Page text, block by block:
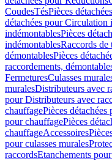
CoudesTésPièces
détachées pour Circulation
indémontablesPièces
indémontablesRaccords de
démontablesPièces
raccordements,
FermeturesCulasses
muralesDistributeurs avec
pour Distributeurs avec
chauffagePièces
pour chauffagePièces
chauffageAccessoires
pour culasses murales
raccordsEtanchements